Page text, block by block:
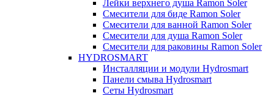
Лейки верхнего душа Ramon Soler
Смесители для биде Ramon Soler
Смесители для ванной Ramon Soler
Смесители для душа Ramon Soler
Смесители для раковины Ramon Soler
HYDROSMART
Инсталляции и модули Hydrosmart
Панели смыва Hydrosmart
Сеты Hydrosmart